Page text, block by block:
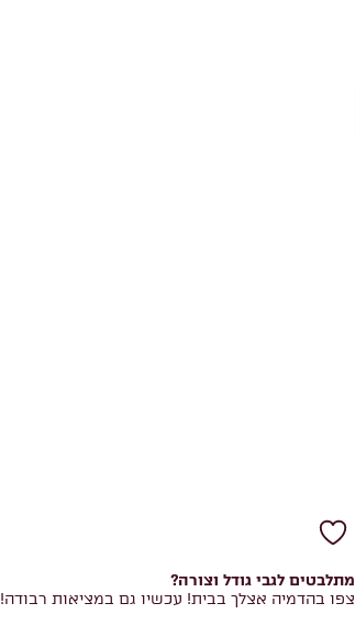
מתלבטים לגבי גודל וצורה?
צפו בהדמיה אצלך בבית! עכשיו גם במציאות רבודה!